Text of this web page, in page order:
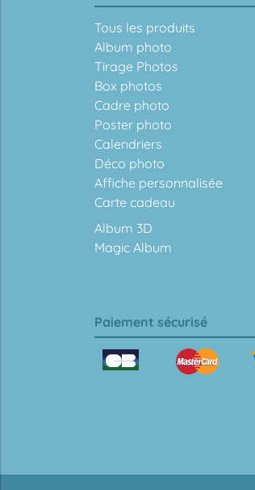
Tous les produits
Album photo
Tirage Photos
Box photos
Cadre photo
Poster photo
Calendriers
Déco photo
Affiche personnalisée
Carte cadeau
Album 3D
Magic Album
Paiement sécurisé